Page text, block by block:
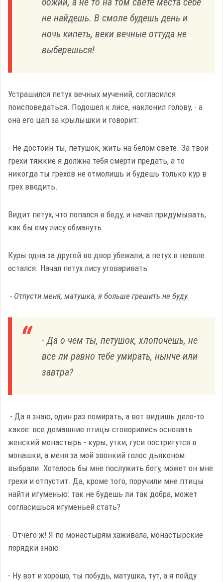
не найдешь. В смоле будешь день и
ночь кипеть, веки вечные оттуда не
выберешься!
Устрашился петух вечных мучений, согласился
поисповедаться. Подошел к лисе, наклонил голову, - а
она его цап за крылышки и говорит:
- Не достоин ты, петушок, жить на белом свете. За твои
грехи тяжкие я должна тебя смерти предать, а то
никогда ты грехов не отмолишь и будешь только кур в
грех вводить.
Видит петух, что попался в беду, и начал придумывать,
как бы ему лису обмануть.
Куры одна за другой во двор убежали, а петух в неволе
остался. Начал петух лису уговаривать:
- Отпусти меня, матушка, я больше грешить не буду.
- Да о чем ты, петушок, хлопочешь, не
все ли равно тебе умирать, нынче или
завтра?
- Да я знаю, один раз помирать, а вот видишь дело-то
какое: все домашние птицы сговорились основать
женский монастырь - куры, утки, гуси постригутся в
монашки, а меня за мой звонкий голос дьяконом
выбрали. Хотелось бы мне послужить богу, может он мне
грехи и отпустит. Да, кроме того, поручили мне птицы
найти игуменью: так не будешь ли так добра, может
согласишься игуменьей стать?
- Отчего ж! Я по монастырям хаживала, монастырские
порядки знаю.
- Ну вот и хорошо, ты побудь, матушка, тут, а я пойду